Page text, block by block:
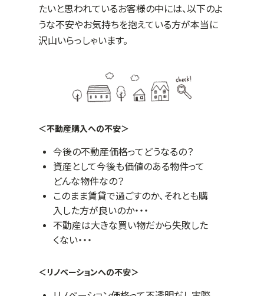
たいと思われているお客様の中には、以下のよ
うな不安やお気持ちを抱えている方が本当に
沢山いらっしゃいます。
＜不動産購入への不安＞
今後の不動産価格ってどうなるの？
資産として今後も価値のある物件って
どんな物件なの？
このまま賃貸で過ごすのか、それとも購
入した方が良いのか・・・
不動産は大きな買い物だから失敗した
くない・・・
＜リノベーションへの不安＞